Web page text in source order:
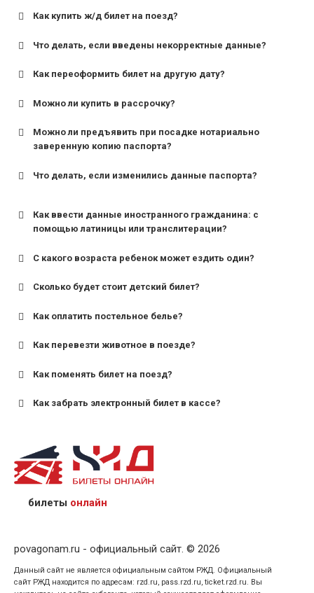
Как купить ж/д билет на поезд?
Что делать, если введены некорректные данные?
Как переоформить билет на другую дату?
Можно ли купить в рассрочку?
Можно ли предъявить при посадке нотариально
заверенную копию паспорта?
Что делать, если изменились данные паспорта?
Как ввести данные иностранного гражданина: с
помощью латиницы или транслитерации?
С какого возраста ребенок может ездить один?
для поездов дальнего следования — от 10 лет и
для пригородных поездов — от 7 лет.
Сколько будет стоит детский билет?
Как оплатить постельное белье?
Как перевезти животное в поезде?
Как поменять билет на поезд?
Как забрать электронный билет в кассе?
назвав кассиру 14-значный номер заказа;
предъявив удостоверение личности пассажира, на
кого оформлен билет.
билеты онлайн
povagonam.ru - официальный сайт. © 2026
Данный сайт не является официальным сайтом РЖД. Официальный
сайт РЖД находится по адресам: rzd.ru, pass.rzd.ru, ticket.rzd.ru. Вы